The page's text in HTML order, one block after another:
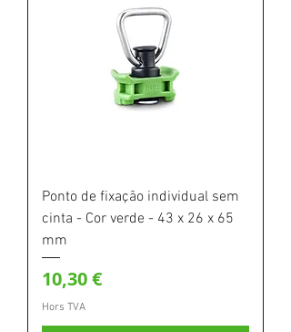
Ponto de fixação individual sem
cinta - Cor verde - 43 x 26 x 65
mm
Prix
10,30 €
Hors TVA